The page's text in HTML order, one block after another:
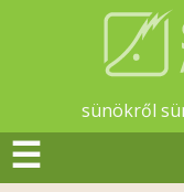
sünökről
☰